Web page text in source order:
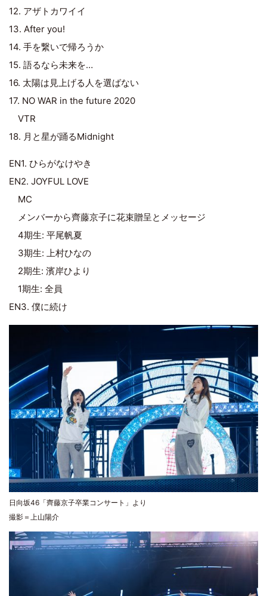
12. アザトカワイイ
13. After you!
14. 手を繋いで帰ろうか
15. 語るなら未来を…
16. 太陽は見上げる人を選ばない
17. NO WAR in the future 2020
VTR
18. 月と星が踊るMidnight
EN1. ひらがなけやき
EN2. JOYFUL LOVE
MC
メンバーから齊藤京子に花束贈呈とメッセージ
4期生: 平尾帆夏
3期生: 上村ひなの
2期生: 濱岸ひより
1期生: 全員
EN3. 僕に続け
日向坂46「齊藤京子卒業コンサート」より
撮影＝上山陽介